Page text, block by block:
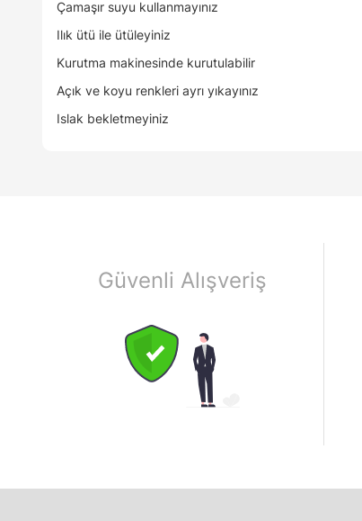
Çamaşır suyu kullanmayınız
Ilık ütü ile ütüleyiniz
Kurutma makinesinde kurutulabilir
Açık ve koyu renkleri ayrı yıkayınız
Islak bekletmeyiniz
Güvenli Alışveriş